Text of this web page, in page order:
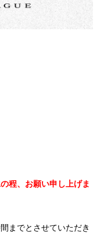
程、お願い申し上げま
までとさせていただき